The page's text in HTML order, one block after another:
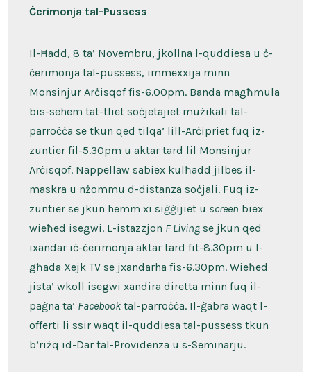
Ċerimonja tal-Pussess
Il-Ħadd, 8 ta’ Novembru, jkollna l-quddiesa u ċ-
ċerimonja tal-pussess, immexxija minn
Monsinjur Arċisqof fis-6.00pm. Banda magħmula
bis-sehem tat-tliet soċjetajiet mużikali tal-
parroċċa se tkun qed tilqa’ lill-Arċipriet fuq iz-
zuntier fil-5.30pm u aktar tard lil Monsinjur
Arċisqof. Nappellaw sabiex kulħadd jilbes il-
maskra u nżommu d-distanza soċjali. Fuq iz-
zuntier se jkun hemm xi siġġijiet u screen biex
wieħed isegwi. L-istazzjon F Livingse jkun qed
ixandar iċ-ċerimonja aktar tard fit-8.30pm u l-
għada Xejk TV se jxandarha fis-6.30pm. Wieħed
jista’ wkoll isegwi xandira diretta minn fuq il-
paġna ta’ Facebooktal-parroċċa. Il-ġabra waqt l-
offerti li ssir waqt il-quddiesa tal-pussess tkun
b’riżq id-Dar tal-Providenza u s-Seminarju.